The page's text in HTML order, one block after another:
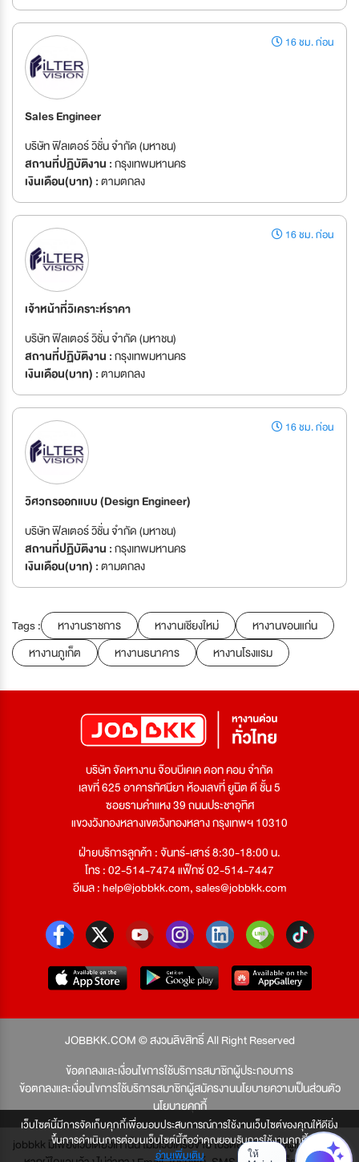
เว็บไซต์นี้มีการจัดเก็บคุกกี้เพื่อมอบประสบการณ์การใช้งานเว็บไซต์ของคุณให้ดียิ่ง
ขึ้นการดำเนินการต่อบนเว็บไซต์นี้ถือว่าคุณยอมรับการใช้งานคุกกี้
อ่านเพิ่มเติม
16 ชม. ก่อน
Sales Engineer
บริษัท ฟิลเตอร์ วิชั่น จำกัด (มหาชน)
สถานที่ปฏิบัติงาน :กรุงเทพมหานคร
เงินเดือน(บาท) :ตามตกลง
16 ชม. ก่อน
เจ้าหน้าที่วิเคราะห์ราคา
บริษัท ฟิลเตอร์ วิชั่น จำกัด (มหาชน)
สถานที่ปฏิบัติงาน :กรุงเทพมหานคร
เงินเดือน(บาท) :ตามตกลง
16 ชม. ก่อน
วิศวกรออกแบบ (Design Engineer)
บริษัท ฟิลเตอร์ วิชั่น จำกัด (มหาชน)
สถานที่ปฏิบัติงาน :กรุงเทพมหานคร
เงินเดือน(บาท) :ตามตกลง
Tags : หางานราชการ หางานเชียงใหม่
หางานขอนแก่น
หางานภูเก็ต
หางานธนาคาร หางานโรงแรม
บริษัท จัดหางาน จ๊อบบีเคเค ดอท คอม จำกัด
เลขที่ 625 อาคารทัศนียา ห้องเลขที่ ยูนิต ดี ชั้น 5
ซอยรามคำแหง 39 ถนนประชาอุทิศ
แขวงวังทองหลางเขตวังทองหลาง กรุงเทพฯ 10310
ฝ่ายบริการลูกค้า : จันทร์-เสาร์ 8:30-18:00 น.
โทร : 02-514-7474 แฟ็กซ์ 02-514-7447
อีเมล :help@jobbkk.com,sales@jobbkk.com
JOBBKK.COM © สงวนลิขสิทธิ์ All Right Reserved
ข้อตกลงและเงื่อนไขการใช้บริการสมาชิกผู้ประกอบการ
ข้อตกลงและเงื่อนไขการใช้บริการสมาชิกผู้สมัครงานนโยบายความเป็นส่วนตัว
นโยบายคุกกี้
jobbkk มีเพียงเว็บเดียวเท่านั้น ไม่มีเว็บเครือข่าย โปรดอย่าหลงเชื่อผู้แอบอ้าง และ